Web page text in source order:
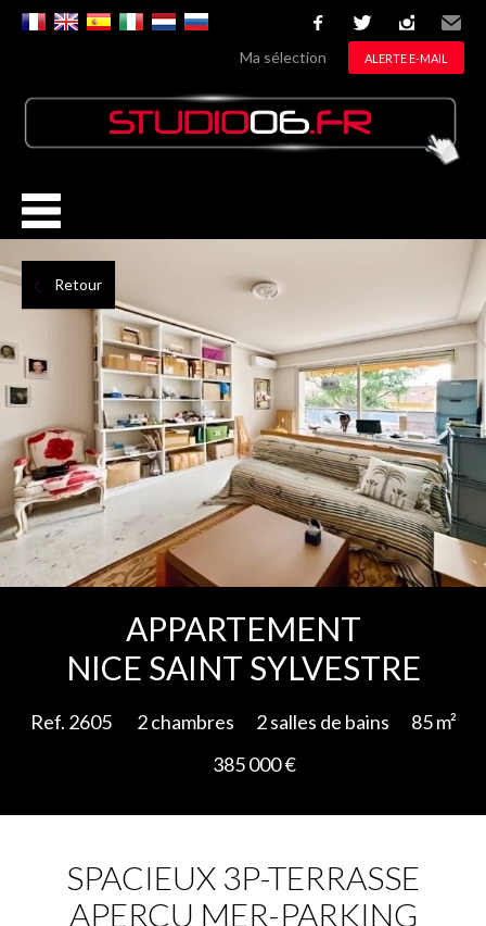
facebooktwitterinstagram
Email
Ma sélection ALERTE E-MAIL
Retour
APPARTEMENT
NICE SAINT SYLVESTRE
Ref. 2605 2 chambres 2 salles de bains
85 m²
385 000 €
SPACIEUX 3P-TERRASSE
APERÇU MER-PARKING